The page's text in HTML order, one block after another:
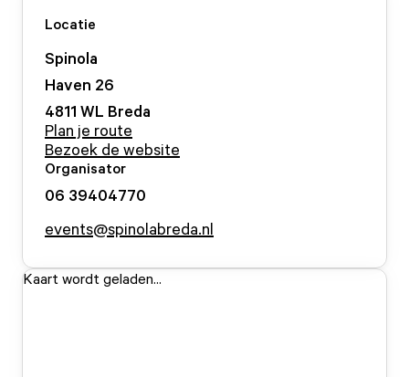
Locatie
Spinola
Haven 26
4811 WL Breda
Plan je route
Bezoek de website
Organisator
06 39404770
events@spinolabreda.nl
Kaart wordt geladen...